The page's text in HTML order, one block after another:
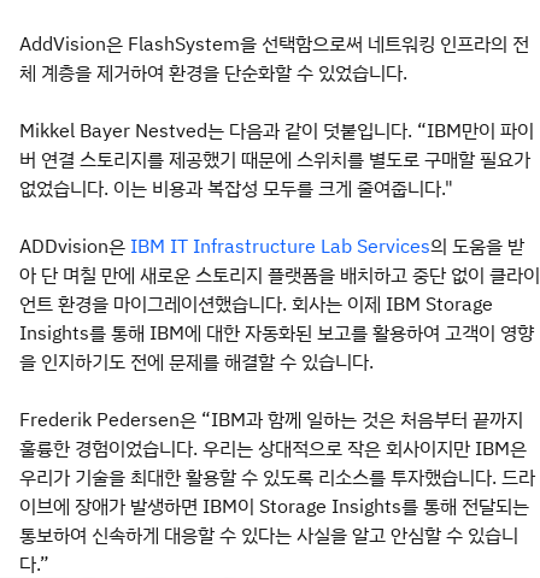
AddVision은 FlashSystem을 선택함으로써 네트워킹 인프라의 전
체 계층을 제거하여 환경을 단순화할 수 있었습니다.
Mikkel Bayer Nestved는 다음과 같이 덧붙입니다. “IBM만이 파이
버 연결 스토리지를 제공했기 때문에 스위치를 별도로 구매할 필요가
없었습니다. 이는 비용과 복잡성 모두를 크게 줄여줍니다."
ADDvision은 IBM IT Infrastructure Lab Services의 도움을 받
아 단 며칠 만에 새로운 스토리지 플랫폼을 배치하고 중단 없이 클라이
언트 환경을 마이그레이션했습니다. 회사는 이제 IBM Storage
Insights를 통해 IBM에 대한 자동화된 보고를 활용하여 고객이 영향
을 인지하기도 전에 문제를 해결할 수 있습니다.
Frederik Pedersen은 “IBM과 함께 일하는 것은 처음부터 끝까지
훌륭한 경험이었습니다. 우리는 상대적으로 작은 회사이지만 IBM은
우리가 기술을 최대한 활용할 수 있도록 리소스를 투자했습니다. 드라
이브에 장애가 발생하면 IBM이 Storage Insights를 통해 전달되는
통보하여 신속하게 대응할 수 있다는 사실을 알고 안심할 수 있습니
다.”